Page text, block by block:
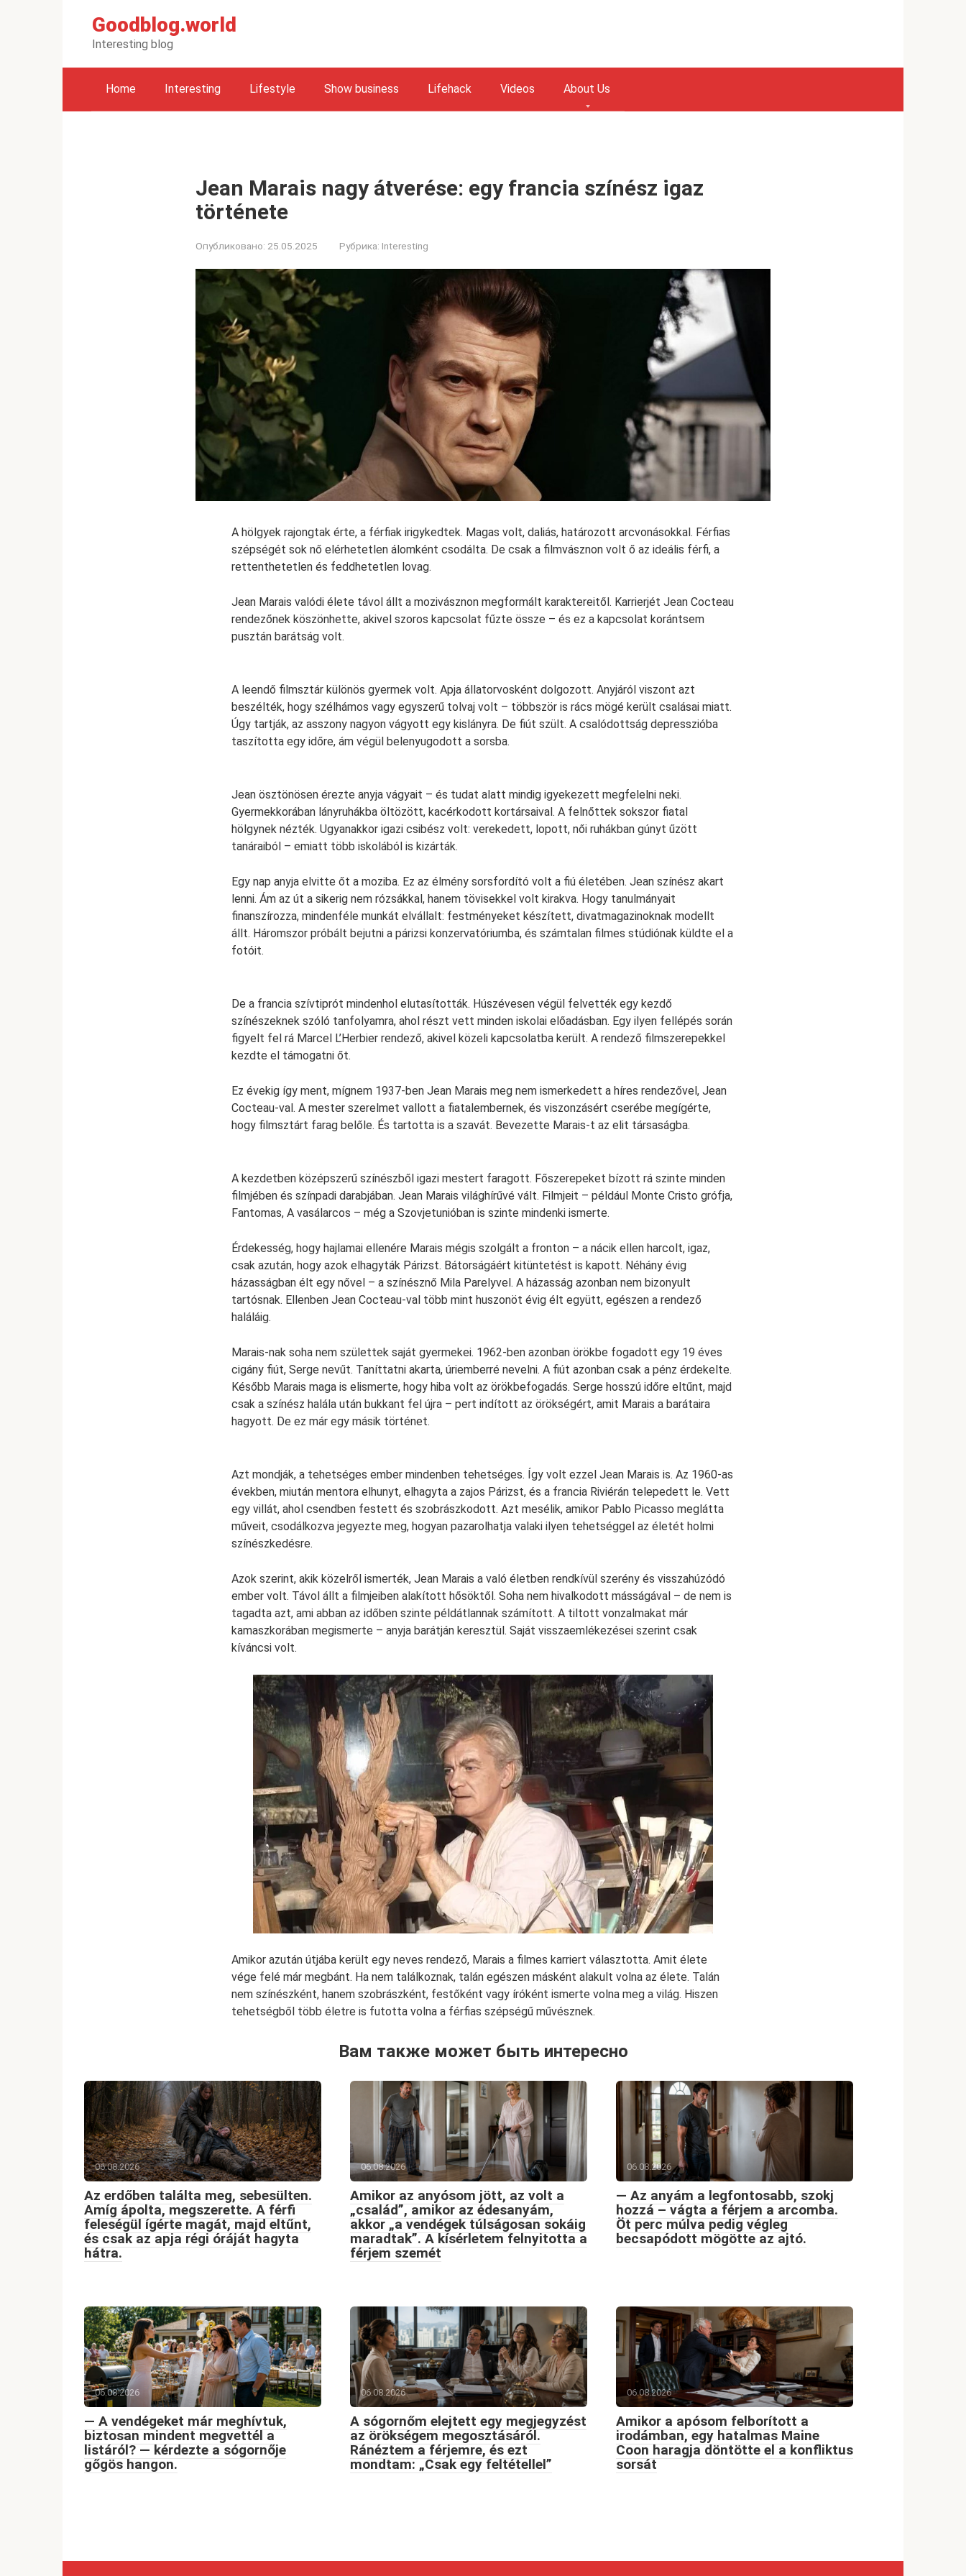
Goodblog.world
Interesting blog
Home Interesting Lifestyle Show business Lifehack Videos About Us
Jean Marais nagy átverése: egy francia színész igaz
története
Опубликовано: 25.05.2025 Рубрика: Interesting
A hölgyek rajongtak érte, a férfiak irigykedtek. Magas volt, daliás, határozott arcvonásokkal. Férfias
szépségét sok nő elérhetetlen álomként csodálta. De csak a filmvásznon volt ő az ideális férfi, a
rettenthetetlen és feddhetetlen lovag.
Jean Marais valódi élete távol állt a mozivásznon megformált karaktereitől. Karrierjét Jean Cocteau
rendezőnek köszönhette, akivel szoros kapcsolat fűzte össze – és ez a kapcsolat korántsem
pusztán barátság volt.
A leendő filmsztár különös gyermek volt. Apja állatorvosként dolgozott. Anyjáról viszont azt
beszélték, hogy szélhámos vagy egyszerű tolvaj volt – többször is rács mögé került csalásai miatt.
Úgy tartják, az asszony nagyon vágyott egy kislányra. De fiút szült. A csalódottság depresszióba
taszította egy időre, ám végül belenyugodott a sorsba.
Jean ösztönösen érezte anyja vágyait – és tudat alatt mindig igyekezett megfelelni neki.
Gyermekkorában lányruhákba öltözött, kacérkodott kortársaival. A felnőttek sokszor fiatal
hölgynek nézték. Ugyanakkor igazi csibész volt: verekedett, lopott, női ruhákban gúnyt űzött
tanáraiból – emiatt több iskolából is kizárták.
Egy nap anyja elvitte őt a moziba. Ez az élmény sorsfordító volt a fiú életében. Jean színész akart
lenni. Ám az út a sikerig nem rózsákkal, hanem tövisekkel volt kirakva. Hogy tanulmányait
finanszírozza, mindenféle munkát elvállalt: festményeket készített, divatmagazinoknak modellt
állt. Háromszor próbált bejutni a párizsi konzervatóriumba, és számtalan filmes stúdiónak küldte el a
fotóit.
De a francia szívtiprót mindenhol elutasították. Húszévesen végül felvették egy kezdő
színészeknek szóló tanfolyamra, ahol részt vett minden iskolai előadásban. Egy ilyen fellépés során
figyelt fel rá Marcel L’Herbier rendező, akivel közeli kapcsolatba került. A rendező filmszerepekkel
kezdte el támogatni őt.
Ez évekig így ment, mígnem 1937-ben Jean Marais meg nem ismerkedett a híres rendezővel, Jean
Cocteau-val. A mester szerelmet vallott a fiatalembernek, és viszonzásért cserébe megígérte,
hogy filmsztárt farag belőle. És tartotta is a szavát. Bevezette Marais-t az elit társaságba.
A kezdetben középszerű színészből igazi mestert faragott. Főszerepeket bízott rá szinte minden
filmjében és színpadi darabjában. Jean Marais világhírűvé vált. Filmjeit – például Monte Cristo grófja,
Fantomas, A vasálarcos – még a Szovjetunióban is szinte mindenki ismerte.
Érdekesség, hogy hajlamai ellenére Marais mégis szolgált a fronton – a nácik ellen harcolt, igaz,
csak azután, hogy azok elhagyták Párizst. Bátorságáért kitüntetést is kapott. Néhány évig
házasságban élt egy nővel – a színésznő Mila Parelyvel. A házasság azonban nem bizonyult
tartósnak. Ellenben Jean Cocteau-val több mint huszonöt évig élt együtt, egészen a rendező
haláláig.
Marais-nak soha nem születtek saját gyermekei. 1962-ben azonban örökbe fogadott egy 19 éves
cigány fiút, Serge nevűt. Taníttatni akarta, úriemberré nevelni. A fiút azonban csak a pénz érdekelte.
Később Marais maga is elismerte, hogy hiba volt az örökbefogadás. Serge hosszú időre eltűnt, majd
csak a színész halála után bukkant fel újra – pert indított az örökségért, amit Marais a barátaira
hagyott. De ez már egy másik történet.
Azt mondják, a tehetséges ember mindenben tehetséges. Így volt ezzel Jean Marais is. Az 1960-as
években, miután mentora elhunyt, elhagyta a zajos Párizst, és a francia Riviérán telepedett le. Vett
egy villát, ahol csendben festett és szobrászkodott. Azt mesélik, amikor Pablo Picasso meglátta
műveit, csodálkozva jegyezte meg, hogyan pazarolhatja valaki ilyen tehetséggel az életét holmi
színészkedésre.
Azok szerint, akik közelről ismerték, Jean Marais a való életben rendkívül szerény és visszahúzódó
ember volt. Távol állt a filmjeiben alakított hősöktől. Soha nem hivalkodott másságával – de nem is
tagadta azt, ami abban az időben szinte példátlannak számított. A tiltott vonzalmakat már
kamaszkorában megismerte – anyja barátján keresztül. Saját visszaemlékezései szerint csak
kíváncsi volt.
Amikor azután útjába került egy neves rendező, Marais a filmes karriert választotta. Amit élete
vége felé már megbánt. Ha nem találkoznak, talán egészen másként alakult volna az élete. Talán
nem színészként, hanem szobrászként, festőként vagy íróként ismerte volna meg a világ. Hiszen
tehetségből több életre is futotta volna a férfias szépségű művésznek.
Вам также может быть интересно
06.08.2026
Az erdőben találta meg, sebesülten.
Amíg ápolta, megszerette. A férfi
feleségül ígérte magát, majd eltűnt,
és csak az apja régi óráját hagyta
hátra.
06.08.2026
Amikor az anyósom jött, az volt a
„család”, amikor az édesanyám,
akkor „a vendégek túlságosan sokáig
maradtak”. A kísérletem felnyitotta a
férjem szemét
06.08.2026
— Az anyám a legfontosabb, szokj
hozzá – vágta a férjem a arcomba.
Öt perc múlva pedig végleg
becsapódott mögötte az ajtó.
06.08.2026
— A vendégeket már meghívtuk,
biztosan mindent megvettél a
listáról? — kérdezte a sógornője
gőgös hangon.
06.08.2026
A sógornőm elejtett egy megjegyzést
az örökségem megosztásáról.
Ránéztem a férjemre, és ezt
mondtam: „Csak egy feltétellel”
06.08.2026
Amikor a apósom felborított a
irodámban, egy hatalmas Maine
Coon haragja döntötte el a konfliktus
sorsát